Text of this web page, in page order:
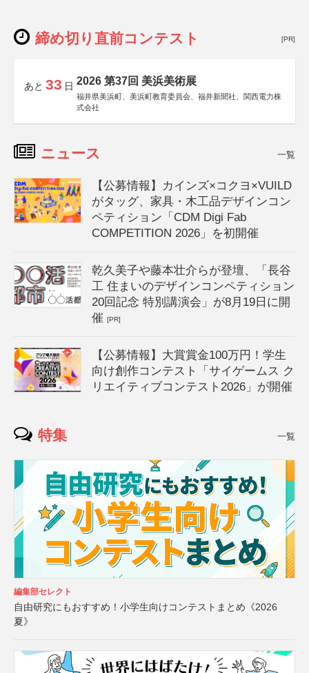
締め切り直前コンテスト [PR]
あと 33 日 2026 第37回 美浜美術展
福井県美浜町、美浜町教育委員会、福井新聞社、関西電力株
式会社
ニュース 一覧
【公募情報】カインズ×コクヨ×VUILD
がタッグ、家具・木工品デザインコン
ペティション「CDM Digi Fab
COMPETITION 2026」を初開催
乾久美子や藤本壮介らが登壇、「長谷
工 住まいのデザインコンペティション
20回記念 特別講演会」が8月19日に開
催[PR]
【公募情報】大賞賞金100万円！学生
向け創作コンテスト「サイゲームス ク
リエイティブコンテスト2026」が開催
特集 一覧
編集部セレクト
自由研究にもおすすめ！小学生向けコンテストまとめ《2026
夏》